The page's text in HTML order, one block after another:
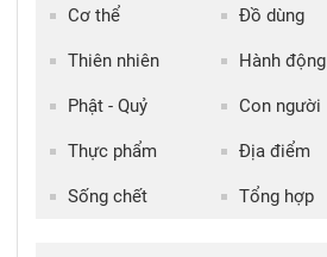
Cơ thể Đồ dùng
Thiên nhiên Hành động
Phật - Quỷ Con người
Thực phẩm Địa điểm
Sống chết Tổng hợp